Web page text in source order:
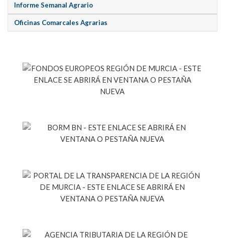
Informe Semanal Agrario
Oficinas Comarcales Agrarias